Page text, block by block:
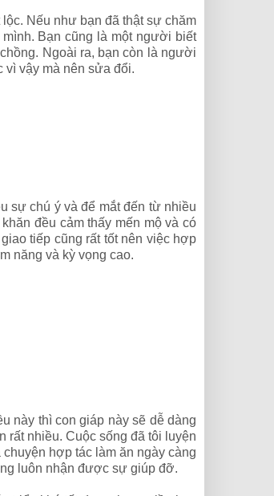
Nếu như bạn đã thật sự chăm
Bạn cũng là một người biết
Ngoài ra, bạn còn là người
vậy mà nên sửa đổi.
sự chú ý và để mắt đến từ nhiều
đều cảm thấy mến mộ và có
tiếp cũng rất tốt nên việc hợp
năng và kỳ vọng cao.
này thì con giáp này sẽ dễ dàng
nhiều. Cuộc sống đã tôi luyện
hợp tác làm ăn ngày càng
luôn nhận được sự giúp đỡ.